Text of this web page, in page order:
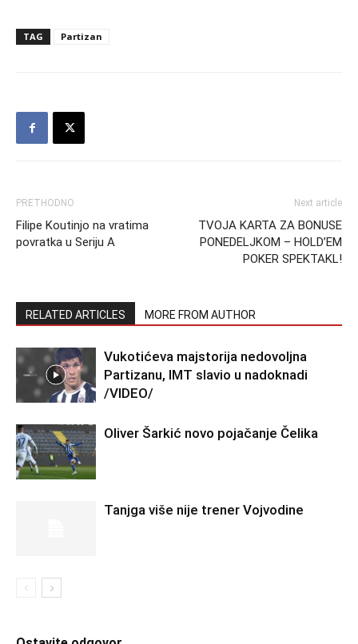
TAG Partizan
PRETHODNO
Filipe Koutinjo na vratima
povratka u Seriju A
Next article
TVOJA KARTA ZA BONUSE
PONEDELJKOM – HOLD’EM
POKER SPEKTAKL!
RELATED ARTICLES MORE FROM AUTHOR
Vukotićeva majstorija nedovoljna
Partizanu, IMT slavio u nadoknadi
/VIDEO/
Oliver Šarkić novo pojačanje Čelika
Tanjga više nije trener Vojvodine